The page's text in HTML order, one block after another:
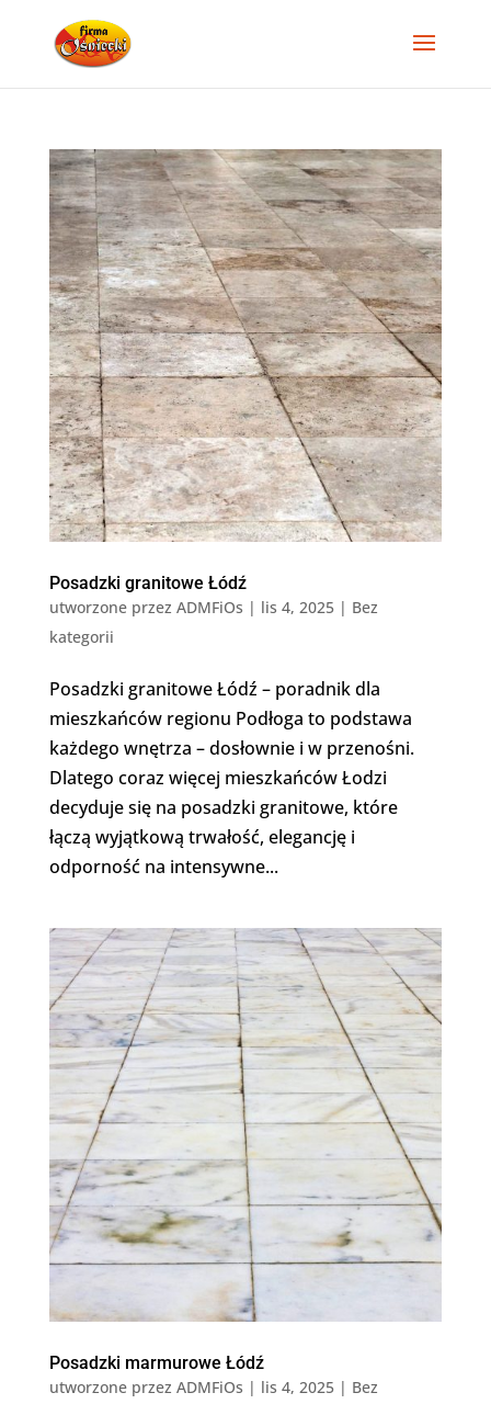
Posadzki granitowe Łódź
utworzone przez ADMFiOs | lis 4, 2025| Bez
kategorii
Posadzki granitowe Łódź – poradnik dla
mieszkańców regionu Podłoga to podstawa
każdego wnętrza – dosłownie i w przenośni.
Dlatego coraz więcej mieszkańców Łodzi
decyduje się na posadzki granitowe, które
łączą wyjątkową trwałość, elegancję i
odporność na intensywne...
Posadzki marmurowe Łódź
utworzone przez ADMFiOs | lis 4, 2025| Bez